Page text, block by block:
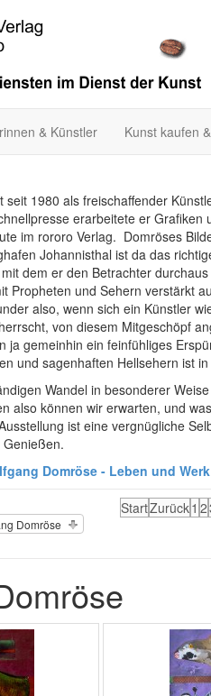
& Künstler Kunst kaufen
seit 1980 als freischaffender
erarbeitete er
im rororo Verlag. Domröses
Johannisthal ist da das
dem er den Betrachter
Propheten und Sehern verstärkt
also, wenn sich ein Künstler
von diesem Mitgeschöpf
ja gemeinhin ein feinfühliges
und sagenhaften Hellsehern ist
Wandel in besonderer
also können wir erwarten, und
ist eine vergnügliche
Domröse - Leben und Werk
Domröse
StartZurück1 2